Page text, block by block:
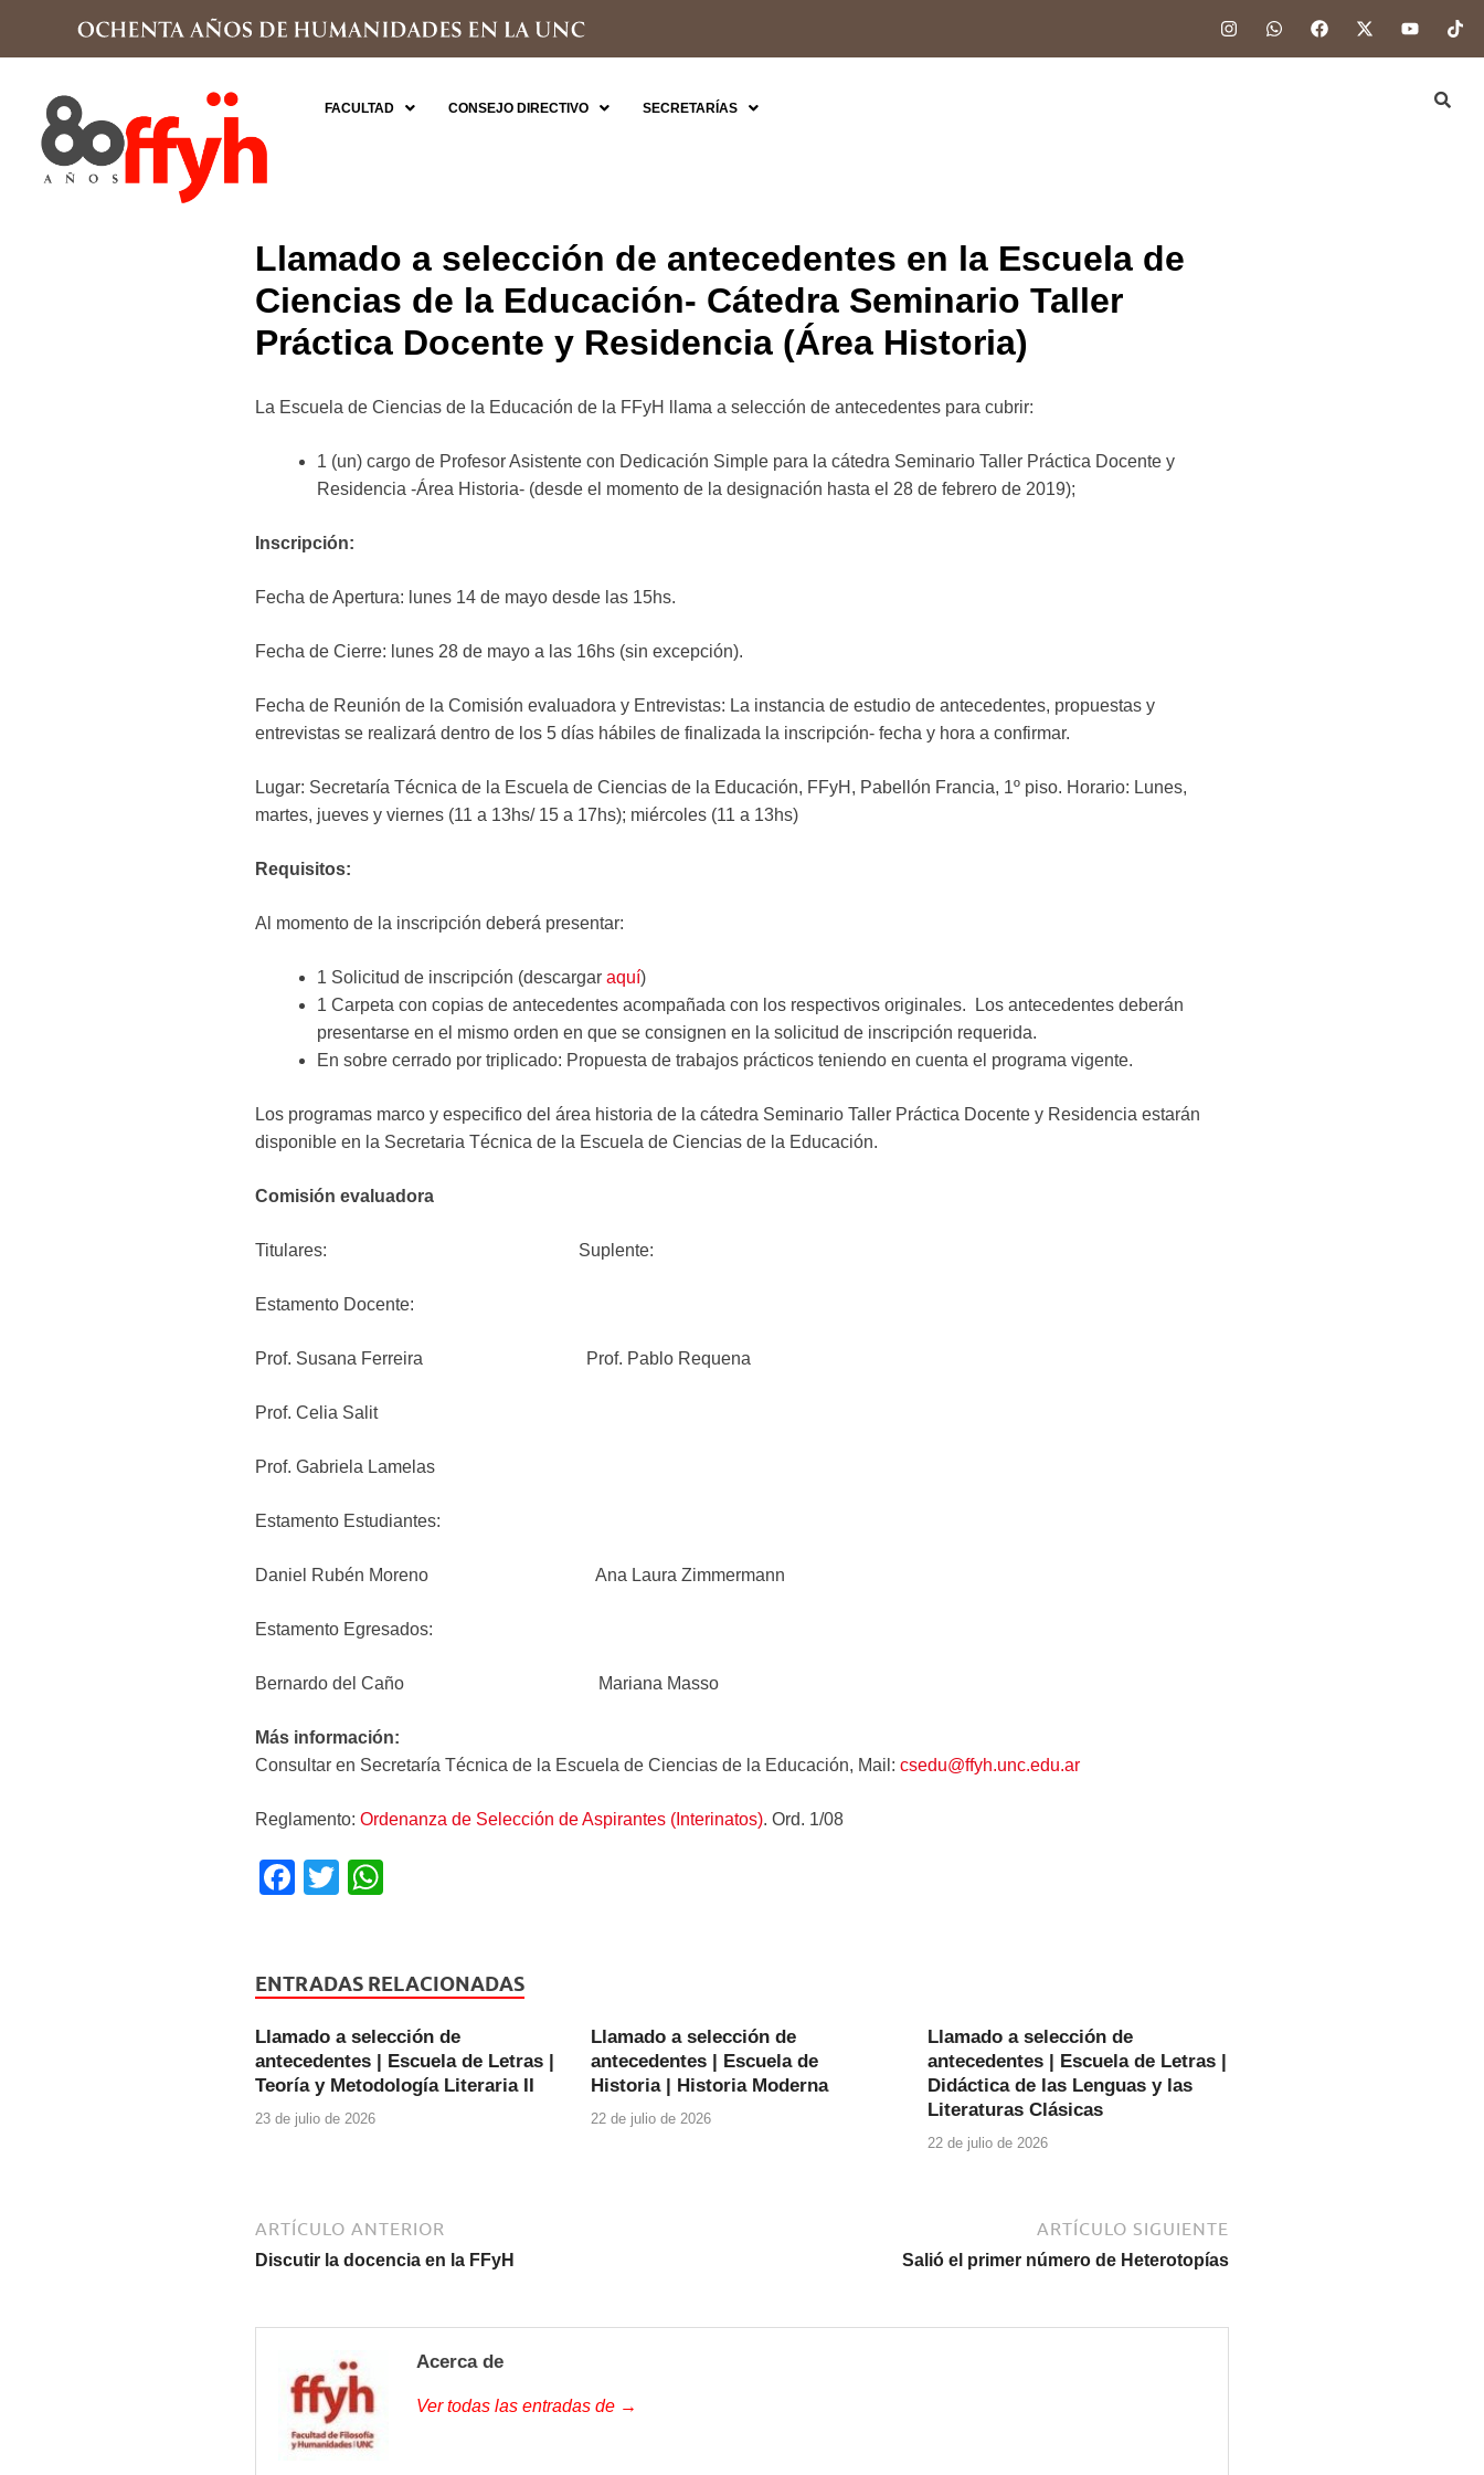
FACULTAD CONSEJO DIRECTIVO SECRETARÍAS
Llamado a selección de antecedentes en la Escuela de
Ciencias de la Educación- Cátedra Seminario Taller
Práctica Docente y Residencia (Área Historia)
La Escuela de Ciencias de la Educación de la FFyH llama a selección de antecedentes para cubrir:
1 (un) cargo de Profesor Asistente con Dedicación Simple para la cátedra Seminario Taller Práctica Docente y
Residencia -Área Historia- (desde el momento de la designación hasta el 28 de febrero de 2019);
Inscripción:
Fecha de Apertura: lunes 14 de mayo desde las 15hs.
Fecha de Cierre: lunes 28 de mayo a las 16hs (sin excepción).
Fecha de Reunión de la Comisión evaluadora y Entrevistas: La instancia de estudio de antecedentes, propuestas y
entrevistas se realizará dentro de los 5 días hábiles de finalizada la inscripción- fecha y hora a confirmar.
Lugar: Secretaría Técnica de la Escuela de Ciencias de la Educación, FFyH, Pabellón Francia, 1º piso. Horario: Lunes,
martes, jueves y viernes (11 a 13hs/ 15 a 17hs); miércoles (11 a 13hs)
Requisitos:
Al momento de la inscripción deberá presentar:
1 Solicitud de inscripción (descargar aquí)
1 Carpeta con copias de antecedentes acompañada con los respectivos originales. Los antecedentes deberán
presentarse en el mismo orden en que se consignen en la solicitud de inscripción requerida.
En sobre cerrado por triplicado: Propuesta de trabajos prácticos teniendo en cuenta el programa vigente.
Los programas marco y especifico del área historia de la cátedra Seminario Taller Práctica Docente y Residencia estarán
disponible en la Secretaria Técnica de la Escuela de Ciencias de la Educación.
Comisión evaluadora
Titulares: Suplente:
Estamento Docente:
Prof. Susana Ferreira Prof. Pablo Requena
Prof. Celia Salit
Prof. Gabriela Lamelas
Estamento Estudiantes:
Daniel Rubén Moreno Ana Laura Zimmermann
Estamento Egresados:
Bernardo del Caño Mariana Masso
Más información:
Consultar en Secretaría Técnica de la Escuela de Ciencias de la Educación, Mail: csedu@ffyh.unc.edu.ar
Reglamento: Ordenanza de Selección de Aspirantes (Interinatos). Ord. 1/08
F
e
o
o
k
T
er s
p
p
ENTRADAS RELACIONADAS
Llamado a selección de
antecedentes | Escuela de Letras |
Teoría y Metodología Literaria II
23 de julio de 2026
Llamado a selección de
antecedentes | Escuela de
Historia | Historia Moderna
22 de julio de 2026
Llamado a selección de
antecedentes | Escuela de Letras |
Didáctica de las Lenguas y las
Literaturas Clásicas
22 de julio de 2026
ARTÍCULO ANTERIOR
Discutir la docencia en la FFyH
ARTÍCULO SIGUIENTE
Salió el primer número de Heterotopías
Acerca de
Ver todas las entradas de →